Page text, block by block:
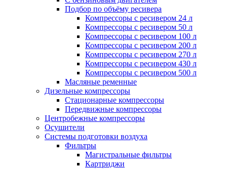
Подбор по объёму ресивера
Компрессоры с ресивером 24 л
Компрессоры с ресивером 50 л
Компрессоры с ресивером 100 л
Компрессоры с ресивером 200 л
Компрессоры с ресивером 270 л
Компрессоры с ресивером 430 л
Компрессоры с ресивером 500 л
Масляные ременные
Дизельные компрессоры
Стационарные компрессоры
Передвижные компрессоры
Центробежные компрессоры
Осушители
Системы подготовки воздуха
Фильтры
Магистральные фильтры
Картриджи